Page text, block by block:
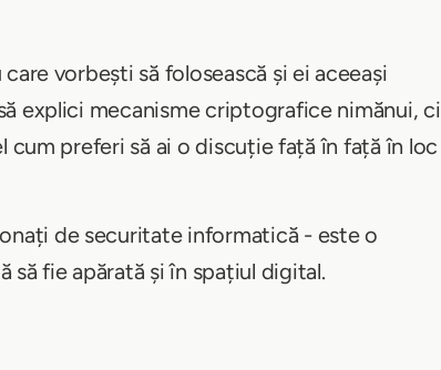
vorbești să folosească și ei aceeași
explici mecanisme criptografice nimănui, ci
cum preferi să ai o discuție față în față în loc
de securitate informatică - este o
să fie apărată și în spațiul digital.